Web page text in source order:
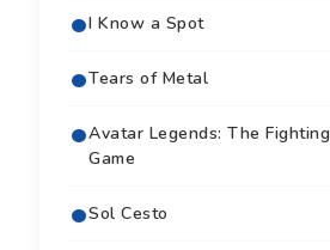
I Know a Spot
Tears of Metal
Avatar Legends: The Fighting
Game
Sol Cesto